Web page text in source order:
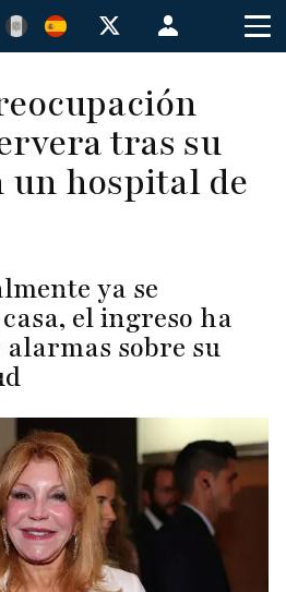
Menú
de
cuenta
de
usuario
tras su
un hospital de
ya se
el ingreso ha
sobre su